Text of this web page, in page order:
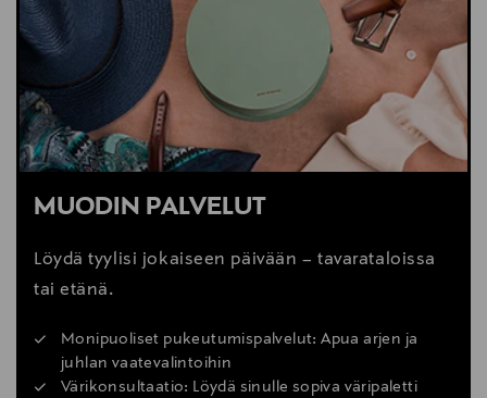
MUODIN PALVELUT
Löydä tyylisi jokaiseen päivään – tavarataloissa
tai etänä.
Monipuoliset pukeutumispalvelut: Apua arjen ja
juhlan vaatevalintoihin
Värikonsultaatio: Löydä sinulle sopiva väripaletti